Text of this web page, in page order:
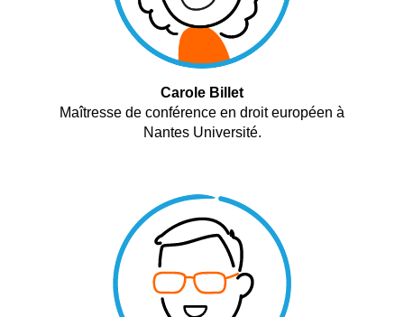
Carole Billet
Maîtresse de conférence en droit européen à
Nantes Université.